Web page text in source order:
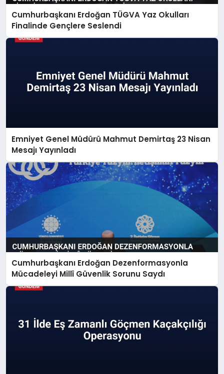
Cumhurbaşkanı Erdoğan TÜGVA Yaz Okulları
Finalinde Gençlere Seslendi
Emniyet Genel Müdürü Mahmut Demirtaş 23 Nisan
Mesajı Yayınladı
Cumhurbaşkanı Erdoğan Dezenformasyonla
Mücadeleyi Millî Güvenlik Sorunu Saydı